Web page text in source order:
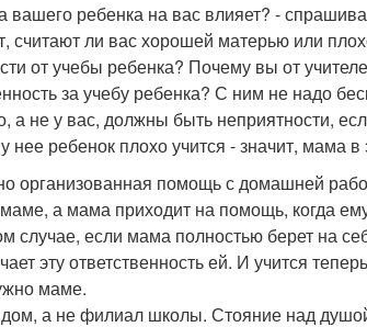
вашего ребенка на вас влияет? -
считают ли вас хорошей матерью или
от учебы ребенка? Почему вы от
за учебу ребенка? С ним не надо
а не у вас, должны быть неприятности,
у нее ребенок плохо учится - значит, мама
организованная помощь с домашней
а мама приходит на помощь, когда
случае, если мама полностью берет на
эту ответственность ей. И учится
маме.
а не филиал школы. Стояние над